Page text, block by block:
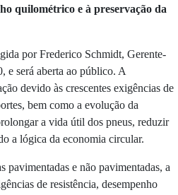
quilométrico e à preservação da
por Frederico Schmidt, Gerente-
será aberta ao público. A
devido às crescentes exigências de
bem como a evolução da
a vida útil dos pneus, reduzir
a lógica da economia circular.
pavimentadas e não pavimentadas, a
de resistência, desempenho